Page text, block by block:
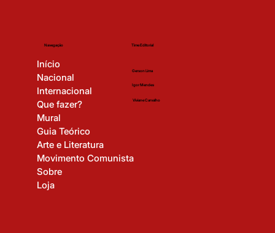
Navegação
Início
Nacional
Internacional
Que fazer?
Mural
Guia Teórico
Arte e Literatura
Movimento Comunista
Sobre
Loja
Time Editorial
Gerson Lima
Igor Mendes
Viviane Carvalho